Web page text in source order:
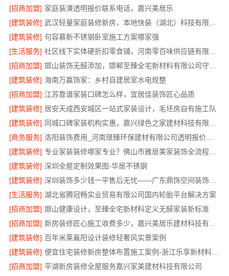
[招商加盟] 家庭装潢透明报价联系电话，嘉兴美居乐
[建筑装修]
[建筑装修] 句容慕新不锈钢卧室施工方案哪家强
[生活服务]
[招商加盟]
邯山装饰无醛添加，邯郸至臻全宅新材料有限公司守护家人健康
[建筑装修] 海南万赢饰家：乡村自建居室水电规整
[招商加盟] 江苏靠谱家装口碑怎么样，宜居佳装饰匠心品质
[建筑装修] 居安天成西安城区一站式家装设计，毛坯房自有施工队
[建筑装修]
[商务服务]
洛阳装饰费用_河南璟臻环保建材有限公司透明报价无隐形消费
[建筑装修]
专业家装装修哪家专业？佛山市雅居美家装饰全流程标准化管控
[建筑装修] 深圳全屋定制效果图-华居不锈钢
[建筑装修]
深圳装饰多少钱一平售后无忧——广东鼎饰空间装饰工程有限公司
[生活服务] 湖北省腾冠畅实业贸易有限公司国内轮胎平台解决方案
[招商加盟] 邯山健康设计，至臻全宅新材料定义无醛家装新标准
[招商加盟]
[建筑装修] 百年米莱襄阳设计装修轻奢风实景案例
[建筑装修]
便宜住宅装修新房整体布置施工案例-浙江乐享新材料有限公司
[招商加盟] 平湖新房装修全屋服务嘉兴家美建材科技有限公司